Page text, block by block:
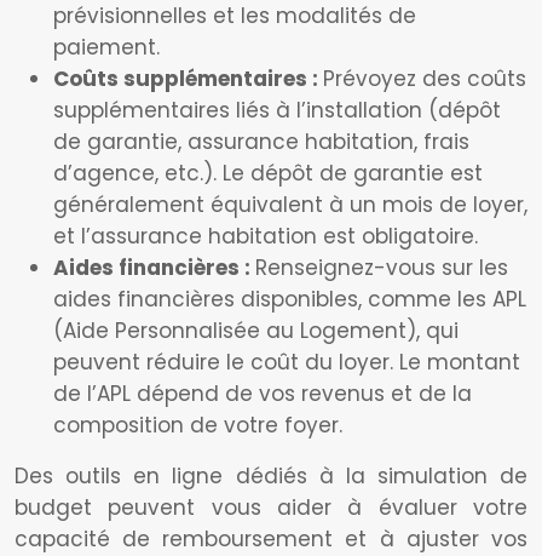
prévisionnelles et les modalités de
paiement.
Coûts supplémentaires : Prévoyez des coûts
supplémentaires liés à l’installation (dépôt
de garantie, assurance habitation, frais
d’agence, etc.). Le dépôt de garantie est
généralement équivalent à un mois de loyer,
et l’assurance habitation est obligatoire.
Aides financières : Renseignez-vous sur les
aides financières disponibles, comme les APL
(Aide Personnalisée au Logement), qui
peuvent réduire le coût du loyer. Le montant
de l’APL dépend de vos revenus et de la
composition de votre foyer.
Des outils en ligne dédiés à la simulation de
budget peuvent vous aider à évaluer votre
capacité de remboursement et à ajuster vos